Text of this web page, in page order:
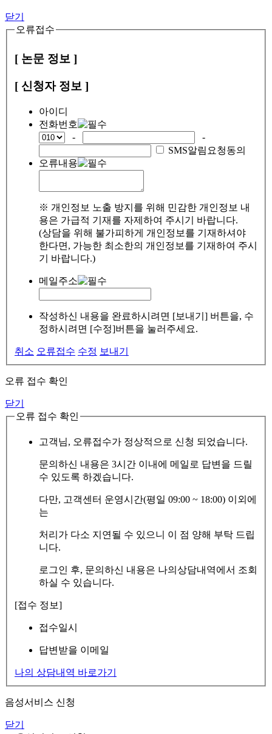
닫기
오류접수
[ 논문 정보 ]
[ 신청자 정보 ]
아이디
전화번호
-
-
SMS알림요청동의
오류내용
※ 개인정보 노출 방지를 위해 민감한 개인정보 내
용은 가급적 기재를 자제하여 주시기 바랍니다.
(상담을 위해 불가피하게 개인정보를 기재하셔야
한다면, 가능한 최소한의 개인정보를 기재하여 주시
기 바랍니다.)
메일주소
작성하신 내용을 완료하시려면 [보내기] 버튼을, 수
정하시려면 [수정]버튼을 눌러주세요.
취소 오류접수 수정 보내기
오류 접수 확인
닫기
오류 접수 확인
고객님, 오류접수가 정상적으로 신청 되었습니다.
문의하신 내용은 3시간 이내에 메일로 답변을 드릴
수 있도록 하겠습니다.
다만, 고객센터 운영시간(평일 09:00 ~ 18:00) 이외에
는
처리가 다소 지연될 수 있으니 이 점 양해 부탁 드립
니다.
로그인 후, 문의하신 내용은 나의상담내역에서 조회
하실 수 있습니다.
[접수 정보]
접수일시
답변받을 이메일
나의 상담내역 바로가기
음성서비스 신청
닫기